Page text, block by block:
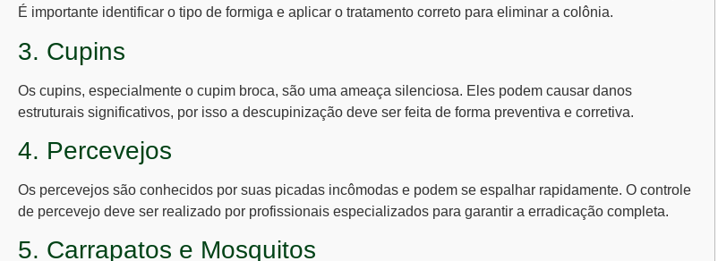
É importante identificar o tipo de formiga e aplicar o tratamento correto para eliminar a colônia.
3. Cupins
Os cupins, especialmente o cupim broca, são uma ameaça silenciosa. Eles podem causar danos
estruturais significativos, por isso a descupinização deve ser feita de forma preventiva e corretiva.
4. Percevejos
Os percevejos são conhecidos por suas picadas incômodas e podem se espalhar rapidamente. O controle
de percevejo deve ser realizado por profissionais especializados para garantir a erradicação completa.
5. Carrapatos e Mosquitos